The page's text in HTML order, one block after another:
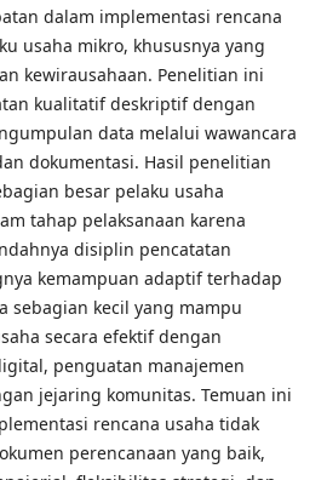
dalam implementasi rencana
usaha mikro, khususnya yang
kewirausahaan. Penelitian ini
kualitatif deskriptif dengan
data melalui wawancara
dokumentasi. Hasil penelitian
besar pelaku usaha
tahap pelaksanaan karena
disiplin pencatatan
kemampuan adaptif terhadap
sebagian kecil yang mampu
secara efektif dengan
penguatan manajemen
jejaring komunitas. Temuan ini
rencana usaha tidak
perencanaan yang baik,